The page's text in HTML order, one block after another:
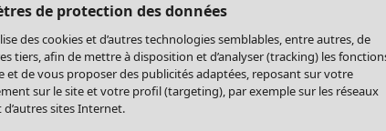
de protection des données
des cookies et d’autres technologies semblables, entre autres, de
tiers, afin de mettre à disposition et d’analyser (tracking) les
et de vous proposer des publicités adaptées, reposant sur votre
sur le site et votre profil (targeting), par exemple sur les réseaux
d’autres sites Internet.